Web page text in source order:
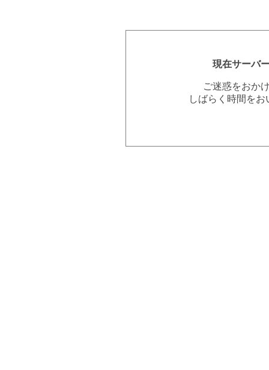
現在サーバ
ご迷惑をおか
しばらく時間を